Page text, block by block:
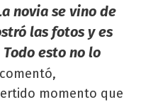
novia se vino de
las fotos y es
esto no lo
momento que